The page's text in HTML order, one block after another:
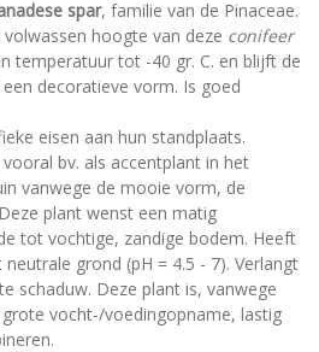
spar, familie van de Pinaceae.
hoogte van deze conifeer
temperatuur tot -40 gr. C. en blijft de
decoratieve vorm. Is goed
eisen aan hun standplaats.
bv. als accentplant in het
vanwege de mooie vorm, de
plant wenst een matig
tot vochtige, zandige bodem. Heeft
grond (pH = 4.5 - 7). Verlangt
schaduw. Deze plant is, vanwege
vocht-/voedingopname, lastig